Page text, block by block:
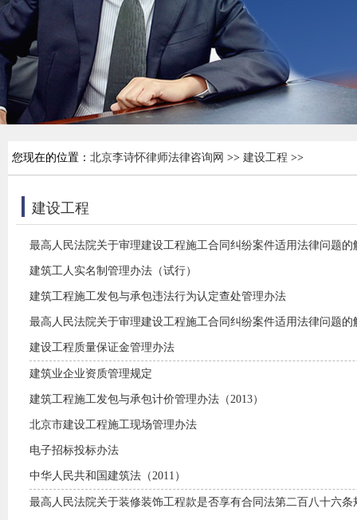
您现在的位置： 北京李诗怀律师法律咨询网 >> 建设工程 >>
建设工程
最高人民法院关于审理建设工程施工合同纠纷案件适用法律问题的
建筑工人实名制管理办法（试行）
建筑工程施工发包与承包违法行为认定查处管理办法
最高人民法院关于审理建设工程施工合同纠纷案件适用法律问题的
建设工程质量保证金管理办法
建筑业企业资质管理规定
建筑工程施工发包与承包计价管理办法（2013）
北京市建设工程施工现场管理办法
电子招标投标办法
中华人民共和国建筑法（2011）
最高人民法院关于装修装饰工程款是否享有合同法第二百八十六条